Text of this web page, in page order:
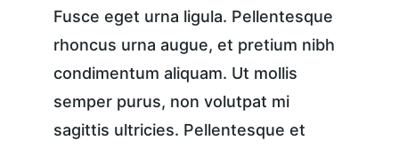
Fusce eget urna ligula. Pellentesque
rhoncus urna augue, et pretium nibh
condimentum aliquam. Ut mollis
semper purus, non volutpat mi
sagittis ultricies. Pellentesque et